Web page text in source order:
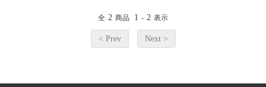
全 2 商品 1 - 2 表示
< Prev Next >